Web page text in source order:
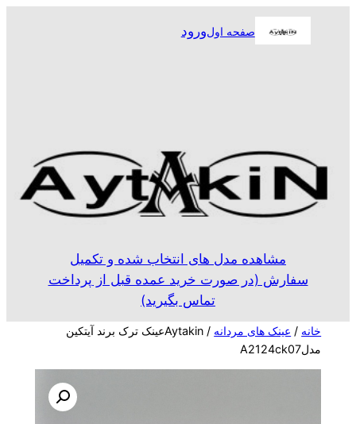
صفحه اولورود
مشاهده مدل های انتخاب شده و تکمیل
سفارش (در صورت خرید عمده قبل از پرداخت
تماس بگیرید)
خانه / عینک های مردانه
/ Aytakinعینک ترک برند آیتکین
مدلA2124ck07